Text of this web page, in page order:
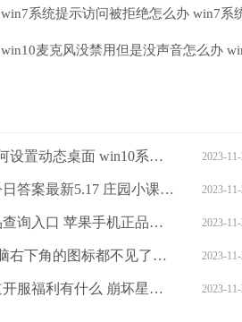
win7系统提示访问被拒绝怎么办 win7系
win10麦克风没禁用但是没声音怎么办
win10系统如何设置动态桌面 win10系统设置动态桌面方法介绍 2023-
庄园小课堂今日答案最新5.17 庄园小课堂今日答案2023年5月17日 2023-
苹果手机正品查询入口 苹果手机正品验证方法 2023-
win10系统电脑右下角的图标都不见了怎么办 win10系统电脑右下角的图标都不见了解决方法 2023-
崩坏星穹铁道开服福利有什么 崩坏星穹铁道开服福利介绍一览 2023-